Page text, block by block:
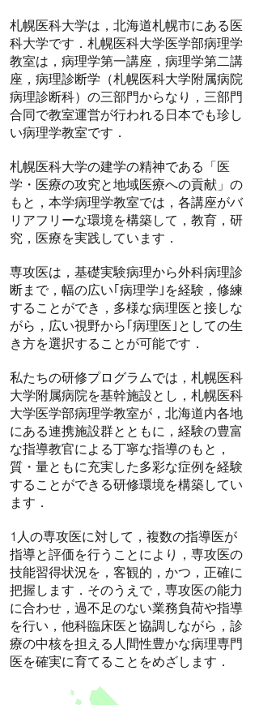
札幌医科大学は，北海道札幌市にある医
科大学です．札幌医科大学医学部病理学
教室は，病理学第一講座，病理学第二講
座，病理診断学（札幌医科大学附属病院
病理診断科）の三部門からなり，三部門
合同で教室運営が行われる日本でも珍し
い病理学教室です．
札幌医科大学の建学の精神である「医
学・医療の攻究と地域医療への貢献」の
もと，本学病理学教室では，各講座がバ
リアフリーな環境を構築して，教育，研
究，医療を実践しています．
専攻医は，基礎実験病理から外科病理診
断まで，幅の広い｢病理学｣を経験，修練
することができ，多様な病理医と接しな
がら，広い視野から｢病理医｣としての生
き方を選択することが可能です．
私たちの研修プログラムでは，札幌医科
大学附属病院を基幹施設とし，札幌医科
大学医学部病理学教室が，北海道内各地
にある連携施設群とともに，経験の豊富
な指導教官による丁寧な指導のもと，
質・量ともに充実した多彩な症例を経験
することができる研修環境を構築してい
ます．
1人の専攻医に対して，複数の指導医が
指導と評価を行うことにより，専攻医の
技能習得状況を，客観的，かつ，正確に
把握します．そのうえで，専攻医の能力
に合わせ，過不足のない業務負荷や指導
を行い，他科臨床医と協調しながら，診
療の中核を担える人間性豊かな病理専門
医を確実に育てることをめざします．